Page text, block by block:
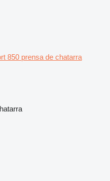
850 prensa de chatarra